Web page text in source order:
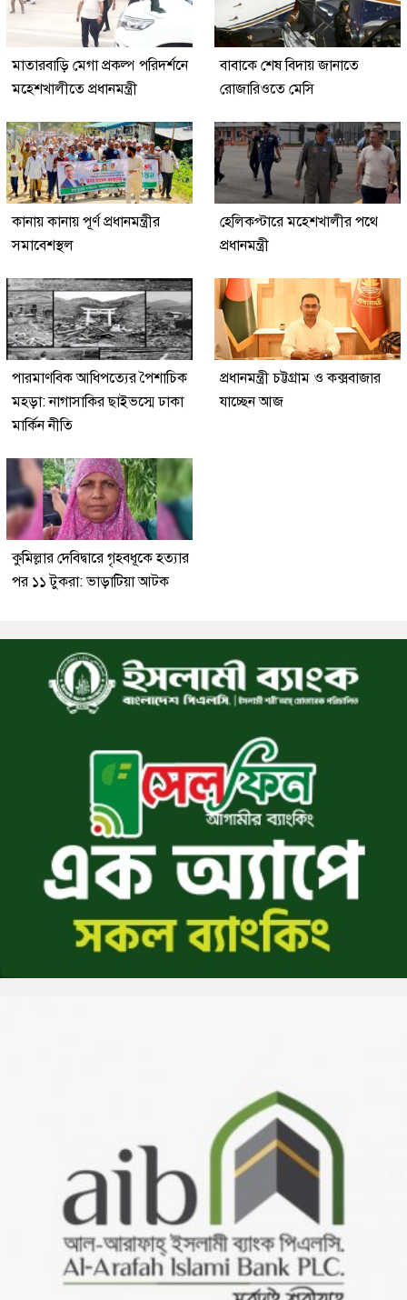
মাতারবাড়ি মেগা প্রকল্প পরিদর্শনে
মহেশখালীতে প্রধানমন্ত্রী
বাবাকে শেষ বিদায় জানাতে
রোজারিওতে মেসি
কানায় কানায় পূর্ণ প্রধানমন্ত্রীর
সমাবেশস্থল
হেলিকপ্টারে মহেশখালীর পথে
প্রধানমন্ত্রী
পারমাণবিক আধিপত্যের পৈশাচিক
মহড়া: নাগাসাকির ছাইভস্মে ঢাকা
মার্কিন নীতি
প্রধানমন্ত্রী চট্টগ্রাম ও কক্সবাজার
যাচ্ছেন আজ
কুমিল্লার দেবিদ্বারে গৃহবধূকে হত্যার
পর ১১ টুকরা: ভাড়াটিয়া আটক